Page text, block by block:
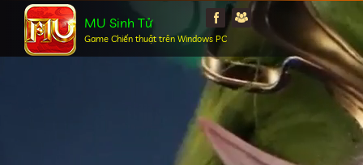
MU Sinh Tử
Game Chiến thuật trên Windows PC